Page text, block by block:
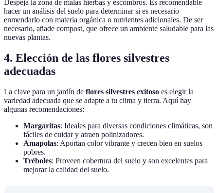
Despeja la zona de malas hierbas y escombros. Es recomendable
hacer un análisis del suelo para determinar si es necesario
enmendarlo con materia orgánica o nutrientes adicionales. De ser
necesario, añade compost, que ofrece un ambiente saludable para las
nuevas plantas.
4. Elección de las flores silvestres
adecuadas
La clave para un jardín de flores silvestres exitoso es elegir la
variedad adecuada que se adapte a tu clima y tierra. Aquí hay
algunas recomendaciones:
Margaritas: Ideales para diversas condiciones climáticas, son
fáciles de cuidar y atraen polinizadores.
Amapolas: Aportan color vibrante y crecen bien en suelos
pobres.
Tréboles: Proveen cobertura del suelo y son excelentes para
mejorar la calidad del suelo.